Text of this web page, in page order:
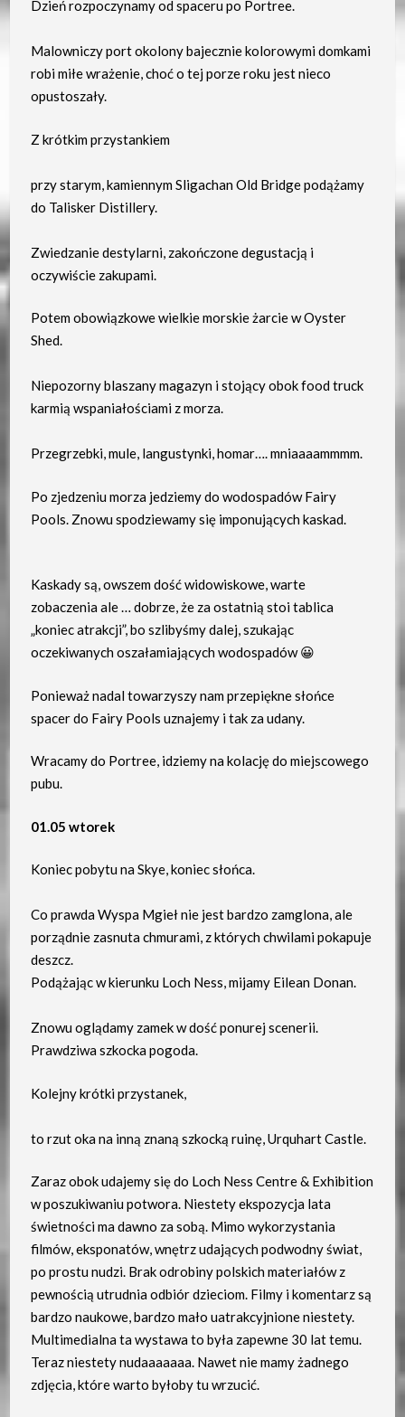
Dzień rozpoczynamy od spaceru po Portree.
Malowniczy port okolony bajecznie kolorowymi domkami
robi miłe wrażenie, choć o tej porze roku jest nieco
opustoszały.
Z krótkim przystankiem
przy starym, kamiennym Sligachan Old Bridge podążamy
do Talisker Distillery.
Zwiedzanie destylarni, zakończone degustacją i
oczywiście zakupami.
Potem obowiązkowe wielkie morskie żarcie w Oyster
Shed.
Niepozorny blaszany magazyn i stojący obok food truck
karmią wspaniałościami z morza.
Przegrzebki, mule, langustynki, homar…. mniaaaammmm.
Po zjedzeniu morza jedziemy do wodospadów Fairy
Pools. Znowu spodziewamy się imponujących kaskad.
Kaskady są, owszem dość widowiskowe, warte
zobaczenia ale … dobrze, że za ostatnią stoi tablica
„koniec atrakcji”, bo szlibyśmy dalej, szukając
oczekiwanych oszałamiających wodospadów 😀
Ponieważ nadal towarzyszy nam przepiękne słońce
spacer do Fairy Pools uznajemy i tak za udany.
Wracamy do Portree, idziemy na kolację do miejscowego
pubu.
01.05 wtorek
Koniec pobytu na Skye, koniec słońca.
Co prawda Wyspa Mgieł nie jest bardzo zamglona, ale
porządnie zasnuta chmurami, z których chwilami pokapuje
deszcz.
Podążając w kierunku Loch Ness, mijamy Eilean Donan.
Znowu oglądamy zamek w dość ponurej scenerii.
Prawdziwa szkocka pogoda.
Kolejny krótki przystanek,
to rzut oka na inną znaną szkocką ruinę, Urquhart Castle.
Zaraz obok udajemy się do Loch Ness Centre & Exhibition
w poszukiwaniu potwora. Niestety ekspozycja lata
świetności ma dawno za sobą. Mimo wykorzystania
filmów, eksponatów, wnętrz udających podwodny świat,
po prostu nudzi. Brak odrobiny polskich materiałów z
pewnością utrudnia odbiór dzieciom. Filmy i komentarz są
bardzo naukowe, bardzo mało uatrakcyjnione niestety.
Multimedialna ta wystawa to była zapewne 30 lat temu.
Teraz niestety nudaaaaaaa. Nawet nie mamy żadnego
zdjęcia, które warto byłoby tu wrzucić.